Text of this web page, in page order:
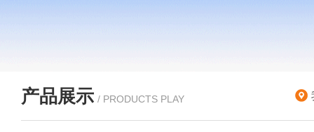
产品展示 / PRODUCTS PLAY